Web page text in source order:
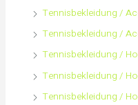
Tennisbekleidung /
Tennisbekleidung /
Tennisbekleidung /
Tennisbekleidung /
Tennisbekleidung /